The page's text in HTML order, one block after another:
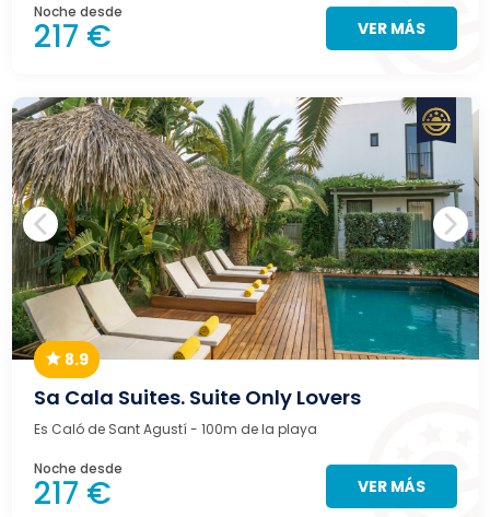
Noche desde
217 € VER MÁS
8.9
Sa Cala Suites. Suite Only Lovers
Es Caló de Sant Agustí- 100m de la playa
Noche desde
217 € VER MÁS